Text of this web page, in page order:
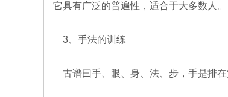
它具有广泛的普遍性，适合于大多数人。
3、手法的训练
古谱曰手、眼、身、法、步，手是排在